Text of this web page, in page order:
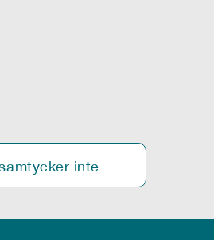
inte